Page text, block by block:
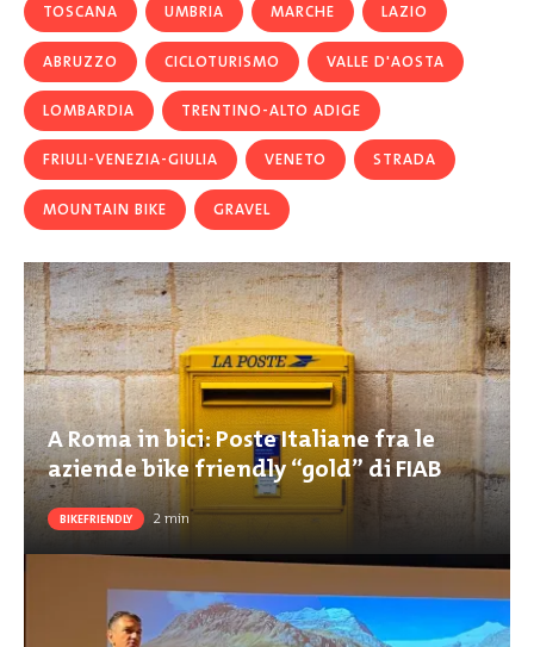
A Roma in bici: Poste Italiane fra le
aziende bike friendly “gold” di FIAB
BIKEFRIENDLY 2min
TOSCANA UMBRIA MARCHE LAZIO
ABRUZZO CICLOTURISMO VALLE D'AOSTA
LOMBARDIA TRENTINO-ALTO ADIGE
FRIULI-VENEZIA-GIULIA VENETO STRADA
MOUNTAIN BIKE GRAVEL